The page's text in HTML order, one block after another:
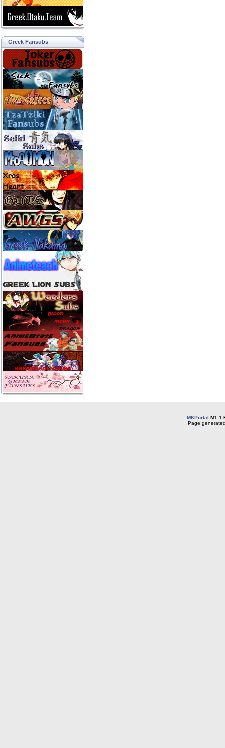
Greek Fansubs
MKPortal M1.1
Page